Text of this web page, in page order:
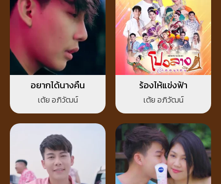
อยากได้นางคืน
เต้ย อภิวัฒน์
ร้องไห้แข่งฟ้า
เต้ย อภิวัฒน์